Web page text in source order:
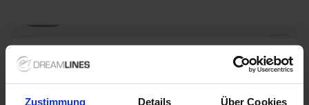
Zustimmung Details Über Cookies
Costa Toscana
4.3 60 Bewertungen